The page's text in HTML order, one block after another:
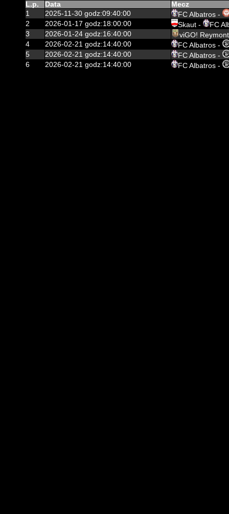
L.p. Data
Mecz
1
2025-11-30 godz:09:40:00
FC Albatros -
2
2026-01-17 godz:18:00:00 Skaut -
FC
3
2026-01-24 godz:16:40:00
viGO!
4
2026-02-21 godz:14:40:00
FC Albatros -
5
2026-02-21 godz:14:40:00
FC Albatros -
6
2026-02-21 godz:14:40:00 FC Albatros -